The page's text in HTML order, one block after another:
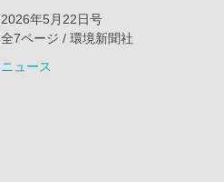
2026年5月22日号
全7ページ / 環境新聞社
ニュース